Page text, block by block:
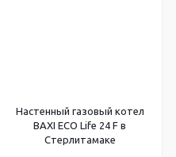
Настенный газовый котел
BAXI ECO Life 24 F в
Стерлитамаке